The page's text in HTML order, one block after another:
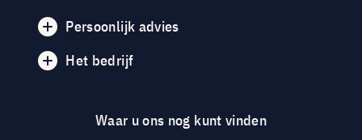
Persoonlijk advies
Het bedrijf
Waar u ons nog kunt vinden